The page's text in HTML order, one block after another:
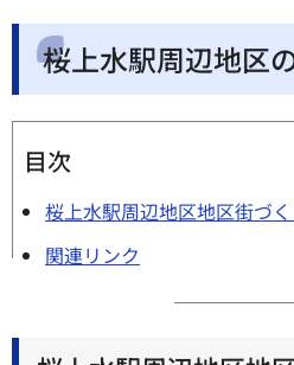
桜上水駅周辺地区
目次
桜上水駅周辺地区地区街づ
関連リンク